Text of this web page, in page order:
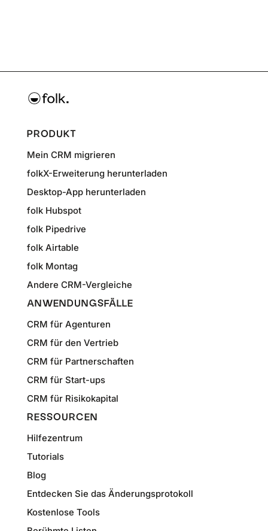
PRODUKT
Mein CRM migrieren
folkX-Erweiterung herunterladen
Desktop-App herunterladen
folk Hubspot
folk Pipedrive
folk Airtable
folk Montag
Andere CRM-Vergleiche
ANWENDUNGSFÄLLE
CRM für Agenturen
CRM für den Vertrieb
CRM für Partnerschaften
CRM für Start-ups
CRM für Risikokapital
RESSOURCEN
Hilfezentrum
Tutorials
Blog
Entdecken Sie das Änderungsprotokoll
Kostenlose Tools